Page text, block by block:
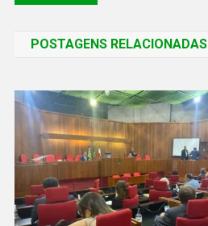
POSTAGENS RELACIONADAS